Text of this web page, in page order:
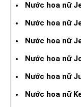
Nước hoa nữ
Nước hoa nữ
Nước hoa nữ
Nước hoa nữ
Nước hoa nữ
Nước hoa nữ